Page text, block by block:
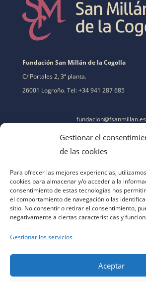
Gestionar el
de las cookies
Para ofrecer las mejores experiencias,
cookies para almacenar y/o acceder a la
consentimiento de estas tecnologías nos
el comportamiento de navegación o las
sitio. No consentir o retirar el consentimiento,
negativamente a ciertas características y
Gestionar los servicios
Aceptar
Fundación San Millán de la Cogolla
C/ Portales 2, 3ª planta.
26001 Logroño. Tel: +34 941 287 685
fundacion@fsanmillan.es